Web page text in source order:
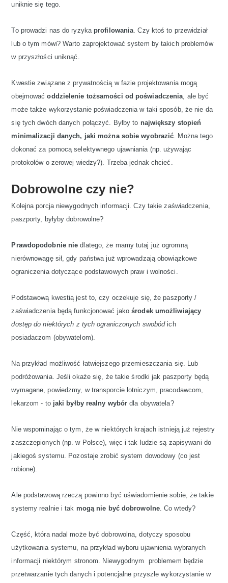
uniknie się tego.
To prowadzi nas do ryzyka profilowania . Czy ktoś to przewidział
lub o tym mówi? Warto zaprojektować system by takich problemów
w przyszłości uniknąć.
Kwestie związane z prywatnością w fazie projektowania mogą
obejmowaćoddzielenie tożsamości od poświadczenia , ale być
może także wykorzystanie poświadczenia w taki sposób, że nie da
się tych dwóch danych połączyć. Byłby to największy stopień
minimalizacji danych, jaki można sobie wyobrazić . Można tego
dokonać za pomocą selektywnego ujawniania (np. używając
protokołów o zerowej wiedzy?). Trzeba jednak chcieć.
Dobrowolne czy nie?
Kolejna porcja niewygodnych informacji. Czy takie zaświadczenia,
paszporty, byłyby dobrowolne?
Prawdopodobnie nie dlatego, że mamy tutaj już ogromną
nierównowagę sił, gdy państwa już wprowadzają obowiązkowe
ograniczenia dotyczące podstawowych praw i wolności.
Podstawową kwestią jest to, czy oczekuje się, że paszporty /
zaświadczenia będą funkcjonować jakośrodek umożliwiający
dostęp do niektórych z tych ograniczonych swobódich
posiadaczom (obywatelom).
Na przykład możliwość łatwiejszego przemieszczania się. Lub
podróżowania. Jeśli okaże się, że takie środki jak paszporty będą
wymagane, powiedzmy, w transporcie lotniczym, pracodawcom,
lekarzom - to jaki byłby realny wybór dla obywatela?
Nie wspominając o tym, że w niektórych krajach istnieją już rejestry
zaszczepionych (np. w Polsce), więc i tak ludzie są zapisywani do
jakiegoś systemu. Pozostaje zrobić system dowodowy (co jest
robione).
Ale podstawową rzeczą powinno być uświadomienie sobie, że takie
systemy realnie i tak mogą nie być dobrowolne. Co wtedy?
Część, która nadal może być dobrowolna, dotyczy sposobu
użytkowania systemu, na przykład wyboru ujawnienia wybranych
informacji niektórym stronom. Niewygodnym problemem będzie
przetwarzanie tych danych i potencjalne przyszłe wykorzystanie w